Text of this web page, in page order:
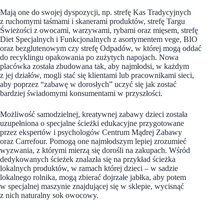
Mają one do swojej dyspozycji, np. strefę Kas Tradycyjnych
z ruchomymi taśmami i skanerami produktów, strefę Targu
Świeżości z owocami, warzywami, rybami oraz mięsem, strefę
Diet Specjalnych i Funkcjonalnych z asortymentem vege, BIO
oraz bezglutenowym czy strefę Odpadów, w której mogą oddać
do recyklingu opakowania po zużytych napojach. Nowa
placówka została zbudowana tak, aby najmłodsi, w każdym
z jej działów, mogli stać się klientami lub pracownikami sieci,
aby poprzez “zabawę w dorosłych” uczyć się jak zostać
bardziej świadomymi konsumentami w przyszłości.
Możliwość samodzielnej, kreatywnej zabawy dzieci została
uzupełniona o specjalne ścieżki edukacyjne przygotowane
przez ekspertów i psychologów Centrum Mądrej Zabawy
oraz Carrefour. Pomogą one najmłodszym lepiej zrozumieć
wyzwania, z którymi mierzą się dorośli na zakupach. Wśród
dedykowanych ścieżek znalazła się na przykład ścieżka
lokalnych produktów, w ramach której dzieci – w sadzie
lokalnego rolnika, mogą zbierać dojrzałe jabłka, aby potem
w specjalnej maszynie znajdującej się w sklepie, wycisnąć
z nich naturalny sok owocowy.